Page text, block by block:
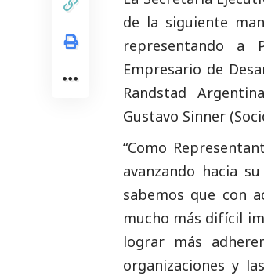
de la siguiente
representando a
Empresario de
Randstad
Gustavo Sinner
“Como
avanzando hacia
sabemos que con
mucho más difícil
lograr más
organizaciones y